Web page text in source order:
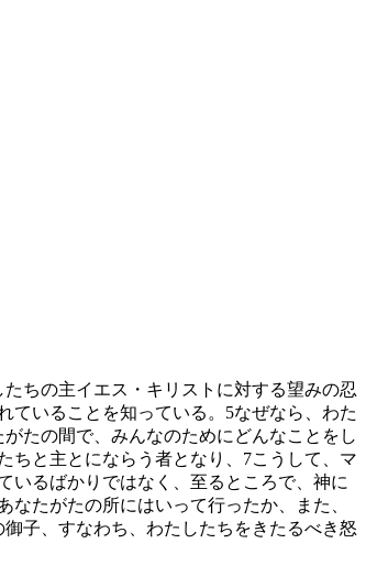
ちの主イエス・キリストに対する望みの忍
いることを知っている。 5なぜなら、わた
たの間で、みんなのためにどんなことをし
と主とにならう者となり、 7こうして、マ
いるばかりではなく、至るところで、神に
なたがたの所にはいって行ったか、また、
子、すなわち、わたしたちをきたるべき怒